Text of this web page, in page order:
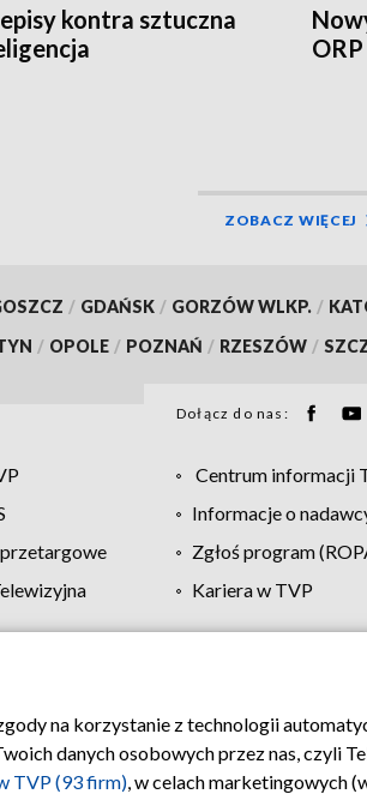
kontra sztuczna
ZOBACZ WIĘCEJ
/ GDAŃSK / GORZÓW WLKP. /
/ OPOLE / POZNAŃ / RZESZÓW /
Dołącz do nas:
Centrum informacji
Informacje o
Zgłoś program
Kariera w TVP
Polityka prywatności Moje zgody
na korzystanie z technologii
danych osobowych przez nas, czyli
TVP (93 firm), w celach marketingowych